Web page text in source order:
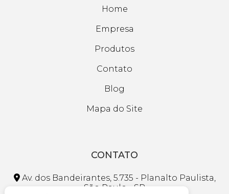
Home
Empresa
Produtos
Contato
Blog
Mapa do Site
CONTATO
Av. dos Bandeirantes, 5.735 - Planalto Paulista,
São Paulo - SP